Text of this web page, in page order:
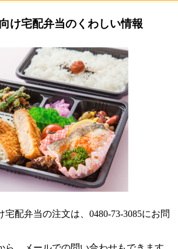
け宅配弁当のくわしい情報
配弁当の注文は、0480-73-3085にお問